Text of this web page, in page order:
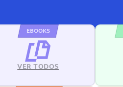
EBOOKS
VER TODOS